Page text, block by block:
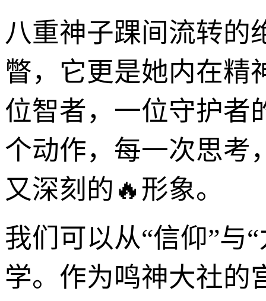
八重神子踝间流转的
瞥，它更是她内在精
位智者，一位守护者
个动作，每一次思考
又深刻的🔥形象。
我们可以从“信仰”与
学。作为鸣神大社的